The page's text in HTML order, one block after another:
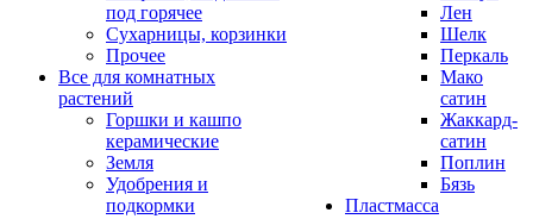
под горячее
Сухарницы, корзинки
Прочее
Все для комнатных
растений
Горшки и кашпо
керамические
Земля
Удобрения и
подкормки
Лен
Шелк
Перкаль
Мако
сатин
Жаккард-
сатин
Поплин
Бязь
Пластмасса